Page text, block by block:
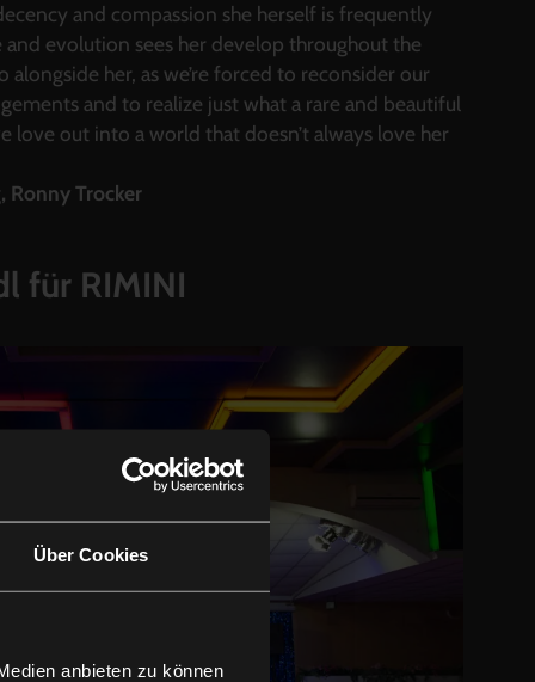
Über Cookies
anbieten zu können
and compassion she herself is frequently
and evolution sees her develop throughout the
alongside her, as we’re forced to reconsider our
and to realize just what a rare and beautiful
love out into a world that doesn’t always love her
Ronny Trocker
für RIMINI